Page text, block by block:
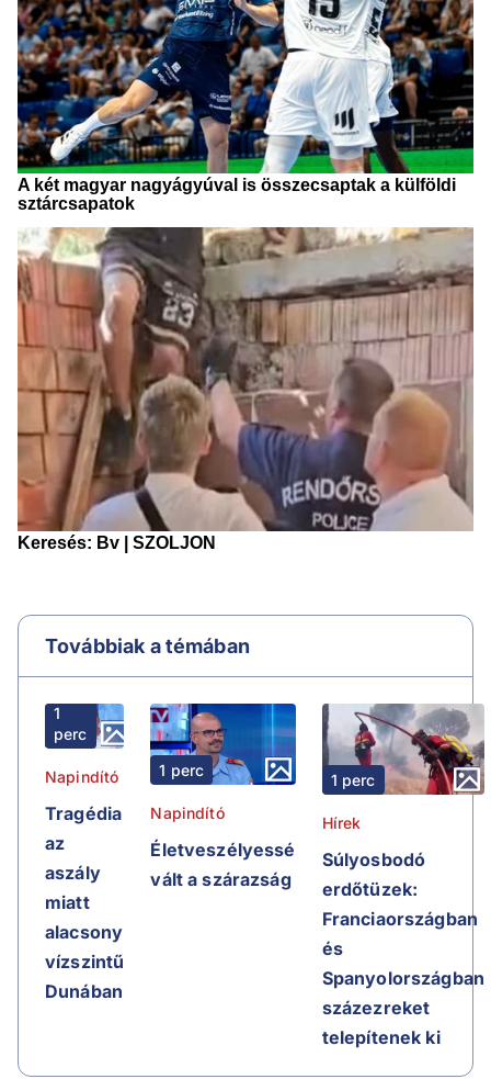
Továbbiak a témában
1
perc
Napindító
Tragédia
az
aszály
miatt
alacsony
vízszintű
Dunában
1 perc
Napindító
Életveszélyessé
vált a szárazság
1 perc
Hírek
Súlyosbodó
erdőtüzek:
Franciaországban
és
Spanyolországban
százezreket
telepítenek ki